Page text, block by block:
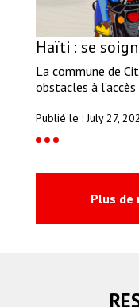
Haïti : se
La commune de
obstacles à
Publié le : July 27,
Plus de